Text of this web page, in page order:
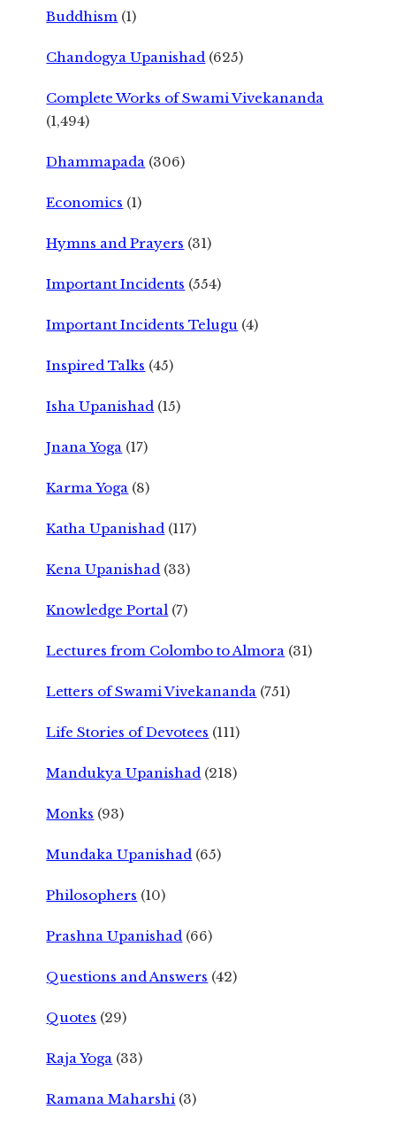
Buddhism (1)
Chandogya Upanishad (625)
Complete Works of Swami Vivekananda
(1,494)
Dhammapada (306)
Economics (1)
Hymns and Prayers (31)
Important Incidents (554)
Important Incidents Telugu (4)
Inspired Talks (45)
Isha Upanishad (15)
Jnana Yoga (17)
Karma Yoga (8)
Katha Upanishad (117)
Kena Upanishad (33)
Knowledge Portal (7)
Lectures from Colombo to Almora (31)
Letters of Swami Vivekananda (751)
Life Stories of Devotees (111)
Mandukya Upanishad (218)
Monks (93)
Mundaka Upanishad (65)
Philosophers (10)
Prashna Upanishad (66)
Questions and Answers (42)
Quotes (29)
Raja Yoga (33)
Ramana Maharshi (3)